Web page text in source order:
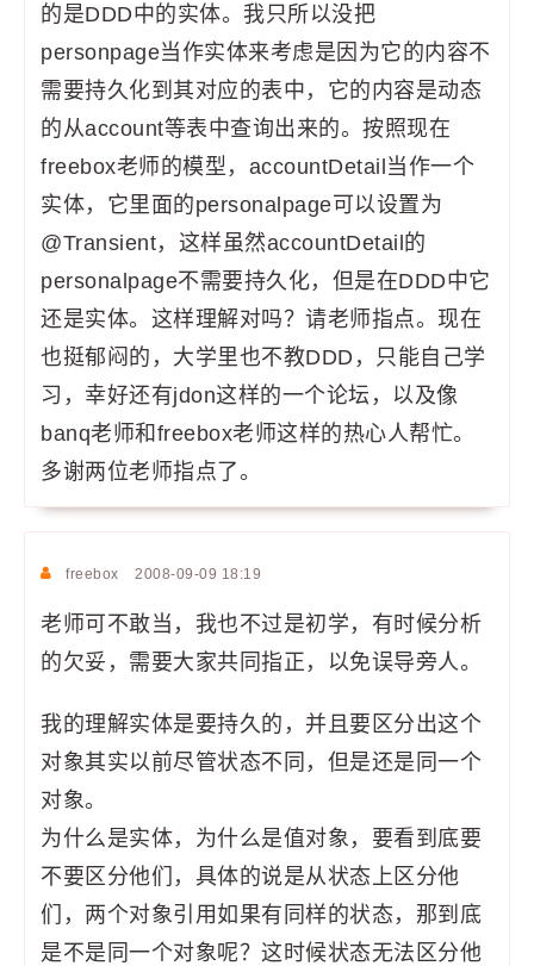
的是DDD中的实体。我只所以没把
personpage当作实体来考虑是因为它的内容不
需要持久化到其对应的表中，它的内容是动态
的从account等表中查询出来的。按照现在
freebox老师的模型，accountDetail当作一个
实体，它里面的personalpage可以设置为
@Transient，这样虽然accountDetail的
personalpage不需要持久化，但是在DDD中它
还是实体。这样理解对吗？请老师指点。现在
也挺郁闷的，大学里也不教DDD，只能自己学
习，幸好还有jdon这样的一个论坛，以及像
banq老师和freebox老师这样的热心人帮忙。
多谢两位老师指点了。
freebox 2008-09-09 18:19
老师可不敢当，我也不过是初学，有时候分析
的欠妥，需要大家共同指正，以免误导旁人。
我的理解实体是要持久的，并且要区分出这个
对象其实以前尽管状态不同，但是还是同一个
对象。
为什么是实体，为什么是值对象，要看到底要
不要区分他们，具体的说是从状态上区分他
们，两个对象引用如果有同样的状态，那到底
是不是同一个对象呢？这时候状态无法区分他